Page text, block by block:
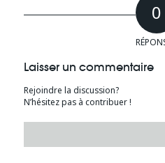
0
Laisser un commentaire
Rejoindre la discussion?
N’hésitez pas à contribuer !